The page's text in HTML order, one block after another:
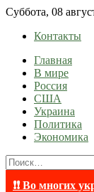
Skip
content
Суббота, 08
Контакты
lentaruss
lentaruss —
Главная
В мире
Россия
США
Украина
Политика
Экономика
Найти:
❗❗ Во многих